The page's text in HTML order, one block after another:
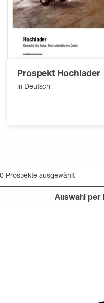
Prospekt Hochlader
in Deutsch
0 Prospekte ausgewählt
Auswahl per